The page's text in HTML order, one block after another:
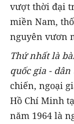
vượt thời đại
miền Nam,
nguyên vươn
Thứ nhất là
quốc gia - dân
chiến, ngoại
Hồ Chí Minh
năm 1964 là